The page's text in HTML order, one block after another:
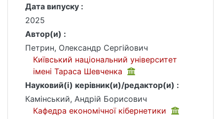
Дата випуску :
2025
Автор(и) :
Петрин, Олександр Сергійович
Київський національний університет
імені Тараса Шевченка
Науковий(і) керівник(и)/редактор(и) :
Камінський, Андрій Борисович
Кафедра економічної кібернетики